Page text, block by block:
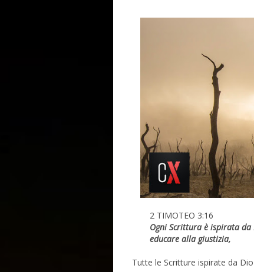
2 TIMOTEO 3:16
Ogni Scrittura è ispirata da
educare alla giustizia,
Tutte le Scritture ispirate da